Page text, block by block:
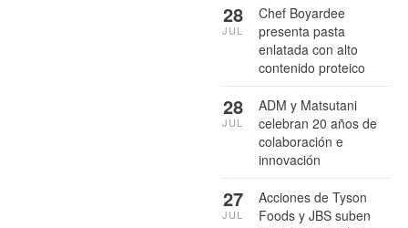
Chef Boyardee
presenta pasta
enlatada con alto
contenido proteico
28
JUL
ADM y Matsutani
celebran 20 años de
colaboración e
innovación
28
JUL
Acciones de Tyson
Foods y JBS suben
27
JUL